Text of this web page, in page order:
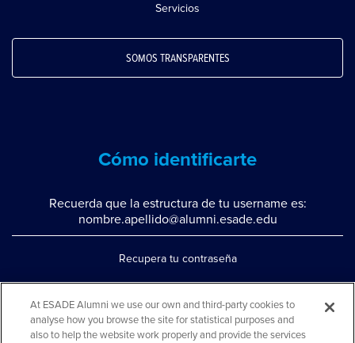
Servicios
SOMOS TRANSPARENTES
Cómo identificarte
Recuerda que la estructura de tu username es:
nombre.apellido@alumni.esade.edu
Recupera tu contraseña
Configura la doble autenticación
Contáctanos por whatsapp
At ESADE Alumni we use our own and third-party cookies to
analyse how you browse the site for statistical purposes and
also to help the website work properly and provide the services